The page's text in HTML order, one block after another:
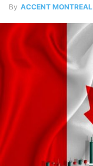
By ACCENT MONTREAL